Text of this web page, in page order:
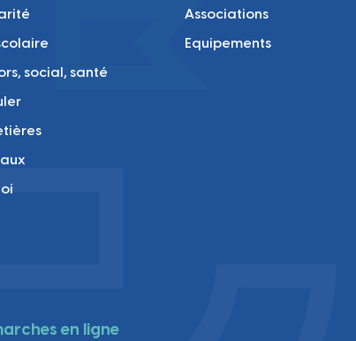
social, santé
Associations
Equipements
en ligne